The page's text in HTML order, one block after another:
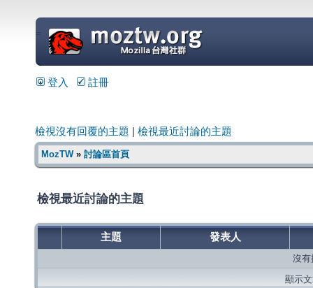
=
登入 註冊
檢視沒有回覆的主題 檢視最近討論的主題
MozTW» 討論區首頁
檢視最近討論的主題
主題 發表人
沒有
顯示